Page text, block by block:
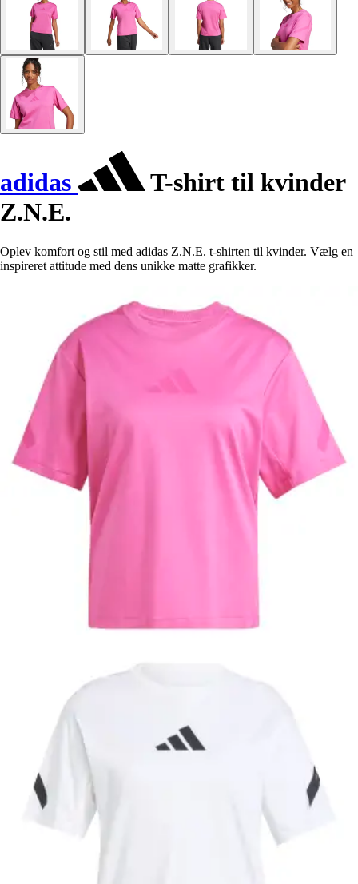
adidas
T-shirt til kvinder
Z.N.E.
Oplev komfort og stil med adidas Z.N.E. t-shirten til kvinder. Vælg en
inspireret attitude med dens unikke matte grafikker.